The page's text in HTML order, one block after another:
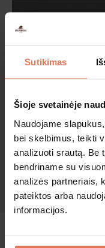
Sutikimas
Šioje svetainėje
Naudojame
bei skelbimus, teikti
analizuoti srautą. Be
bendriname su
analizės partneriais,
pateiktos arba
informacijos.
AR TAU